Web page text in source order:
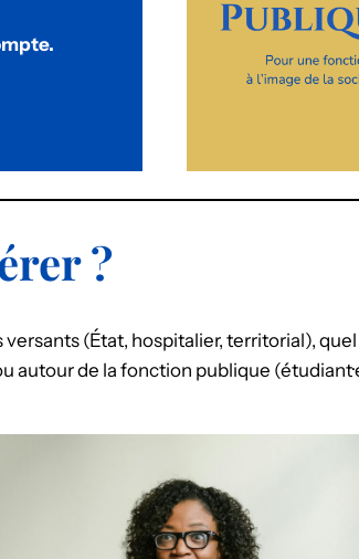
?
versants (État, hospitalier, territorial),
autour de la fonction publique